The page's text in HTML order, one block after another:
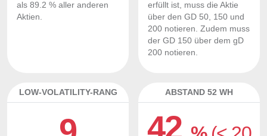
als 89.2 % aller anderen
Aktien.
erfüllt ist, muss die Aktie
über den GD 50, 150 und
200 notieren. Zudem muss
der GD 150 über dem gD
200 notieren.
LOW-VOLATILITY-RANG ABSTAND 52 WH
42